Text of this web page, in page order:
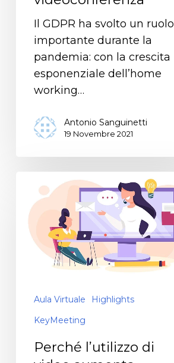
Il GDPR ha svolto un ruolo
importante durante la
pandemia: con la crescita
esponenziale dell’home
working…
Antonio Sanguinetti
19 Novembre 2021
Aula Virtuale
Highlights
KeyMeeting
Perché l’utilizzo di